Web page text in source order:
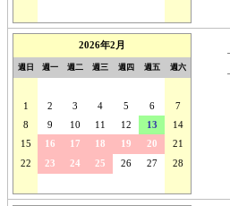
2026年2月
週日 週一 週二 週三 週四 週五 週六
1
2 3 4 5 6
7
8
9 10 11 12 13
14
15
16 17 18 19 20
21
22
23 24 25 26 27
28